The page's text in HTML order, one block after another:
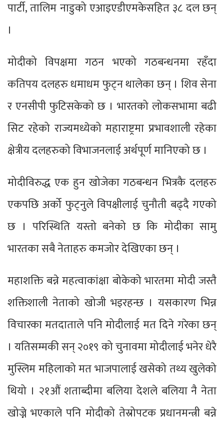
पार्टी, तालिम नाडुको एआइएडीएमकेसहित ३८ दल छन्
।
मोदीको विपक्षमा गठन भएको गठबन्धनमा रहँदा
कतिपय दलहरु धमाधम फुट्न थालेका छन् । शिव सेना
र एनसीपी फुटिसकेको छ । भारतको लोकसभामा बढी
सिट रहेको राज्यमध्येको महाराष्ट्रमा प्रभावशाली रहेका
क्षेत्रीय दलहरुको विभाजनलाई अर्थपूर्ण मानिएको छ ।
मोदीविरुद्ध एक हुन खोजेका गठबन्धन भित्रकै दलहरु
एकपछि अर्को फुट्नुले विपक्षीलाई चुनौती बढ्दै गएको
छ । परिस्थिति यस्तो बनेको छ कि मोदीका सामु
भारतका सबै नेताहरु कमजोर देखिएका छन् ।
महाशक्ति बन्ने महत्वाकांक्षा बोकेको भारतमा मोदी जस्तै
शक्तिशाली नेताको खोजी भइरहन्छ । यसकारण भिन्न
विचारका मतदाताले पनि मोदीलाई मत दिने गरेका छन्
। यतिसम्मकी सन् २०१९ को चुनावमा मोदीलाई भनेर धेरै
मुस्लिम महिलाको मत भाजपालाई खसेको तथ्य खुलेको
थियो । २१औं शताब्दीमा बलिया देशले बलिया नै नेता
खोज्ने भएकाले पनि मोदीको तेस्रोपटक प्रधानमन्त्री बन्ने